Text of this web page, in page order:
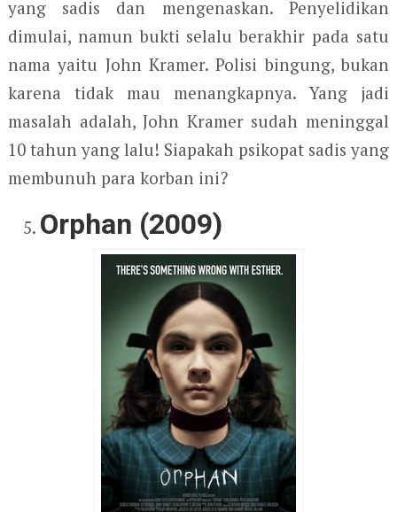
yang sadis dan mengenaskan. Penyelidikan
dimulai, namun bukti selalu berakhir pada satu
nama yaitu John Kramer. Polisi bingung, bukan
karena tidak mau menangkapnya. Yang jadi
masalah adalah, John Kramer sudah meninggal
10 tahun yang lalu! Siapakah psikopat sadis yang
membunuh para korban ini?
Orphan (2009)